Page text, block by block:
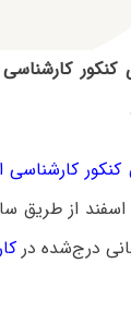
کنکور کارشناسی
جلسه این آزمون از ۸
درج‌شده در